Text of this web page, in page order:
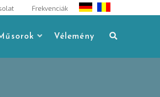
Frekvenciák
Vélemény